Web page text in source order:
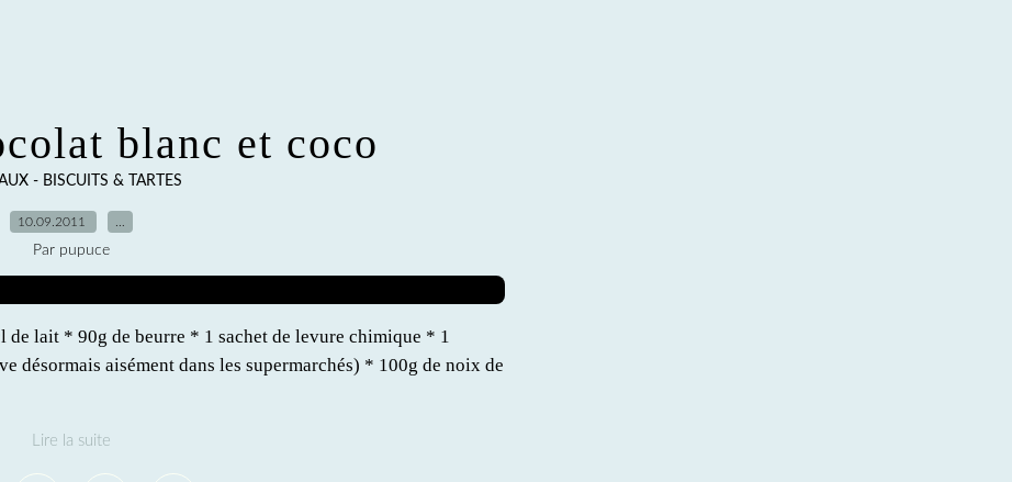
blanc et coco
- BISCUITS & TARTES
10.09.2011
Par pupuce
lait * 90g de beurre * 1 sachet de levure chimique * 1
désormais aisément dans les supermarchés) * 100g de noix de
Lire la suite